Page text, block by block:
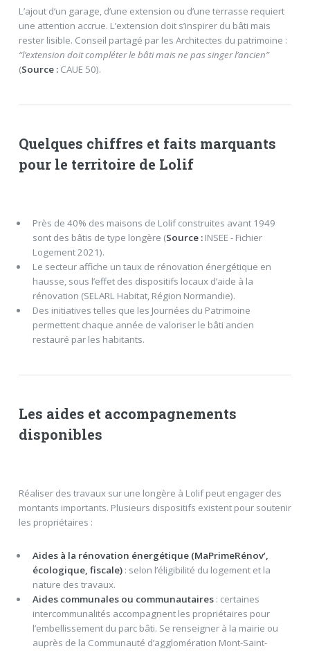
L’ajout d’un garage, d’une extension ou d’une terrasse requiert
une attention accrue. L’extension doit s’inspirer du bâti mais
rester lisible. Conseil partagé par les Architectes du patrimoine :
“l’extension doit compléter le bâti mais ne pas singer l’ancien”
(Source :CAUE 50).
Quelques chiffres et faits marquants
pour le territoire de Lolif
Près de 40% des maisons de Lolif construites avant 1949
sont des bâtis de type longère (Source :INSEE - Fichier
Logement 2021).
Le secteur affiche un taux de rénovation énergétique en
hausse, sous l’effet des dispositifs locaux d’aide à la
rénovation (SELARL Habitat, Région Normandie).
Des initiatives telles que les Journées du Patrimoine
permettent chaque année de valoriser le bâti ancien
restauré par les habitants.
Les aides et accompagnements
disponibles
Réaliser des travaux sur une longère à Lolif peut engager des
montants importants. Plusieurs dispositifs existent pour soutenir
les propriétaires :
Aides à la rénovation énergétique (MaPrimeRénov’,
écologique, fiscale): selon l’éligibilité du logement et la
nature des travaux.
Aides communales ou communautaires: certaines
intercommunalités accompagnent les propriétaires pour
l’embellissement du parc bâti. Se renseigner à la mairie ou
auprès de la Communauté d’agglomération Mont-Saint-